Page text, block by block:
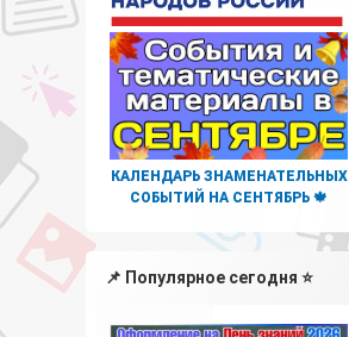
КАЛЕНДАРЬ ЗНАМЕНАТЕЛЬНЫХ
СОБЫТИЙ НА СЕНТЯБРЬ 🍁
📌 Популярное сегодня ⭐